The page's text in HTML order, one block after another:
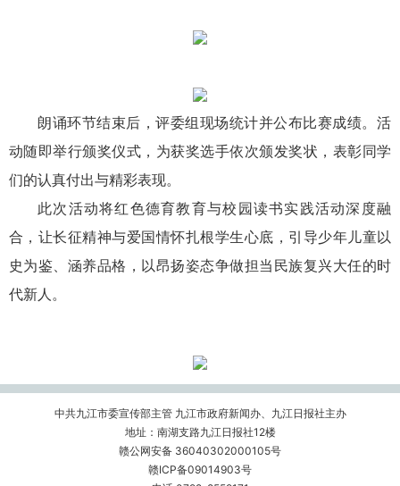
朗诵环节结束后，评委组现场统计并公布比赛成绩。活
动随即举行颁奖仪式，为获奖选手依次颁发奖状，表彰同学
们的认真付出与精彩表现。
此次活动将红色德育教育与校园读书实践活动深度融
合，让长征精神与爱国情怀扎根学生心底，引导少年儿童以
史为鉴、涵养品格，以昂扬姿态争做担当民族复兴大任的时
代新人。
中共九江市委宣传部主管 九江市政府新闻办、九江日报社主办
地址：南湖支路九江日报社12楼
赣公网安备 36040302000105号
赣ICP备09014903号